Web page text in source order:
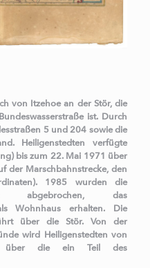
von Itzehoe an der Stör, die
ist. Durch
5 und 204 sowie die
Heiligenstedten verfügte
bis zum 22. Mai 1971 über
der Marschbahnstrecke, den
1985 wurden die
abgebrochen, das
Wohnhaus erhalten. Die
über die Stör. Von der
wird Heiligenstedten von
über die ein Teil des